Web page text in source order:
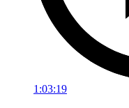
1:03:19